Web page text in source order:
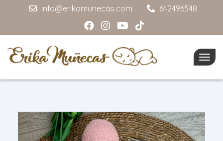
info@erikamunecas.com 642496548